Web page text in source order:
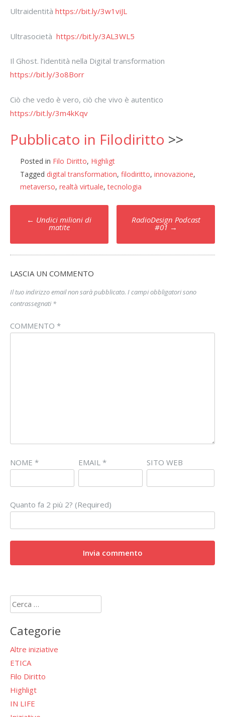
Ultraidentità https://bit.ly/3w1viJL
Ultrasocietà https://bit.ly/3AL3WL5
Il Ghost. l’identità nella Digital transformation
https://bit.ly/3o8Borr
Ciò che vedo è vero, ciò che vivo è autentico
https://bit.ly/3m4kKqv
Pubblicato in Filodiritto >>
Posted in Filo Diritto, Highligt
Tagged digital transformation, filodiritto, innovazione,
metaverso, realtà virtuale,tecnologia
Post
navigation
← Undici milioni di
matite
RadioDesign Podcast
#01 →
LASCIA UN COMMENTO
Il tuo indirizzo email non sarà pubblicato. I campi obbligatori sono
contrassegnati*
COMMENTO *
NOME * EMAIL * SITO WEB
Quanto fa 2 più 2? (Required)
Ricerca
per:
Categorie
Altre iniziative
ETICA
Filo Diritto
Highligt
IN LIFE